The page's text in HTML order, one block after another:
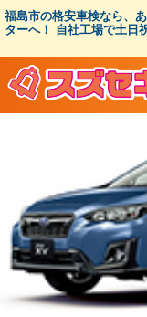
コ
ン
ツ
福島市の格安車検なら、
ターへ！ 自社工場で土日